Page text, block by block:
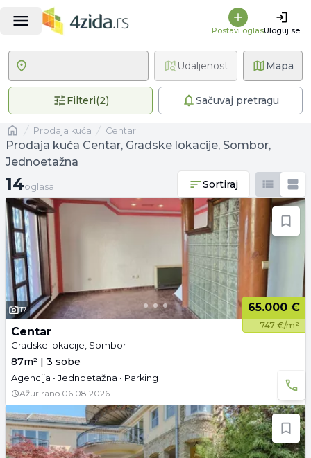
Postavi oglasUloguj se
Mapa
Filteri(2)2 primenjena filteraSačuvaj pretragu
Udaljenost
Naslovnaprodaja kuća Centar
Prodaja kuća Centar, Gradske lokacije, Sombor,
Jednoetažna
14 oglasa
14oglasa Sortiraj
17 65.000 €
747 €/m²
Centar
Gradske lokacije, Sombor
87m² | 3 sobe
Agencija • Jednoetažna • Parking
Ažurirano 06.08.2026.